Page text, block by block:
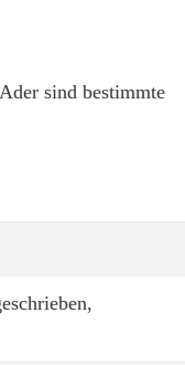
sind bestimmte